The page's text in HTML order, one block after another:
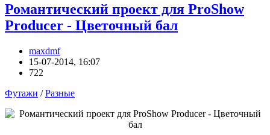
Романтический проект для ProShow
Producer - Цветочный бал
maxdmf
15-07-2014, 16:07
722
Футажи /Разные